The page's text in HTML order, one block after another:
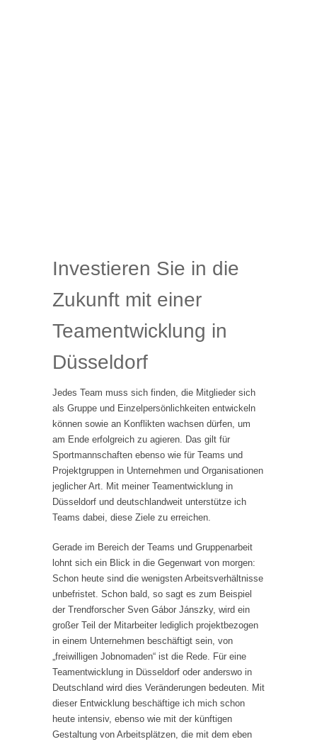
Investieren Sie in die
Zukunft mit einer
Teamentwicklung in
Düsseldorf
Jedes Team muss sich finden, die Mitglieder sich
als Gruppe und Einzelpersönlichkeiten entwickeln
können sowie an Konflikten wachsen dürfen, um
am Ende erfolgreich zu agieren. Das gilt für
Sportmannschaften ebenso wie für Teams und
Projektgruppen in Unternehmen und Organisationen
jeglicher Art. Mit meiner Teamentwicklung in
Düsseldorf und deutschlandweit unterstütze ich
Teams dabei, diese Ziele zu erreichen.
Gerade im Bereich der Teams und Gruppenarbeit
lohnt sich ein Blick in die Gegenwart von morgen:
Schon heute sind die wenigsten Arbeitsverhältnisse
unbefristet. Schon bald, so sagt es zum Beispiel
der Trendforscher Sven Gábor Jánszky, wird ein
großer Teil der Mitarbeiter lediglich projektbezogen
in einem Unternehmen beschäftigt sein, von
„freiwilligen Jobnomaden“ ist die Rede. Für eine
Teamentwicklung in Düsseldorf oder anderswo in
Deutschland wird dies Veränderungen bedeuten. Mit
dieser Entwicklung beschäftige ich mich schon
heute intensiv, ebenso wie mit der künftigen
Gestaltung von Arbeitsplätzen, die mit dem eben